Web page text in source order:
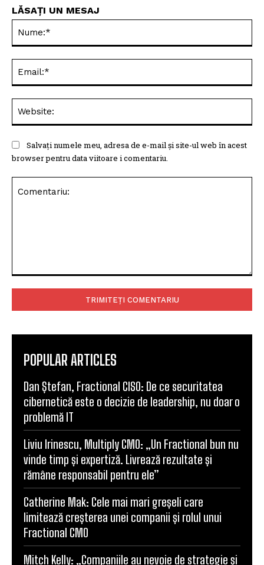
LĂSAȚI UN MESAJ
Salvați numele meu, adresa de e-mail și site-ul web în acest
browser pentru data viitoare i comentariu.
POPULAR ARTICLES
Dan Ștefan, Fractional CISO: De ce securitatea
cibernetică este o decizie de leadership, nu doar o
problemă IT
Liviu Irinescu, Multiply CMO: „Un Fractional bun nu
vinde timp și expertiză. Livrează rezultate și
rămâne responsabil pentru ele”
Catherine Mak: Cele mai mari greșeli care
limitează creșterea unei companii și rolul unui
Fractional CMO
Mitch Kelly: „Companiile au nevoie de strategie și